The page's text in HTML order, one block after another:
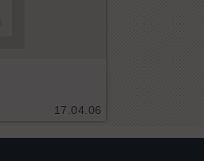
17.04.06